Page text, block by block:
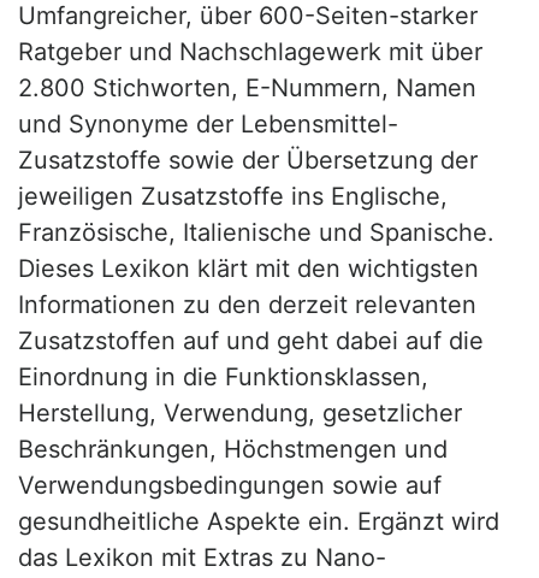
Umfangreicher, über 600-Seiten-starker
Ratgeber und Nachschlagewerk mit über
2.800 Stichworten, E-Nummern, Namen
und Synonyme der Lebensmittel-
Zusatzstoffe sowie der Übersetzung der
jeweiligen Zusatzstoffe ins Englische,
Französische, Italienische und Spanische.
Dieses Lexikon klärt mit den wichtigsten
Informationen zu den derzeit relevanten
Zusatzstoffen auf und geht dabei auf die
Einordnung in die Funktionsklassen,
Herstellung, Verwendung, gesetzlicher
Beschränkungen, Höchstmengen und
Verwendungsbedingungen sowie auf
gesundheitliche Aspekte ein. Ergänzt wird
das Lexikon mit Extras zu Nano-